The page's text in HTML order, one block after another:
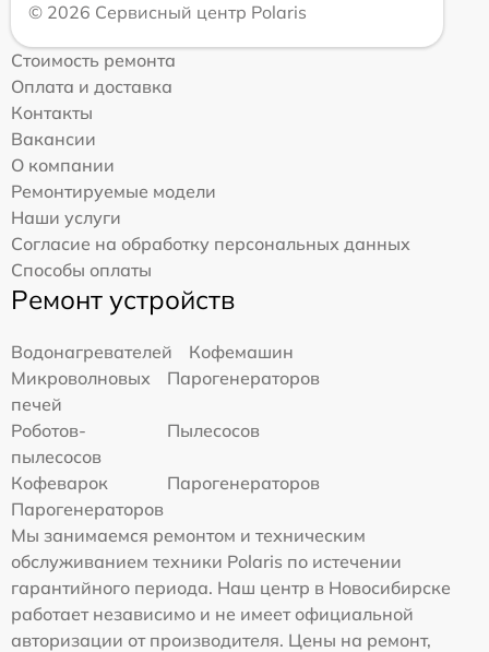
© 2026 Сервисный центр Polaris
Стоимость ремонта
Оплата и доставка
Контакты
Вакансии
О компании
Ремонтируемые модели
Наши услуги
Согласие на обработку персональных данных
Способы оплаты
Ремонт устройств
Водонагревателей
Кофемашин
Микроволновых
печей
Парогенераторов
Роботов-
пылесосов
Пылесосов
Кофеварок
Парогенераторов
Парогенераторов
Мы занимаемся ремонтом и техническим
обслуживанием техники Polaris по истечении
гарантийного периода. Наш центр в Новосибирске
работает независимо и не имеет официальной
авторизации от производителя. Цены на ремонт,